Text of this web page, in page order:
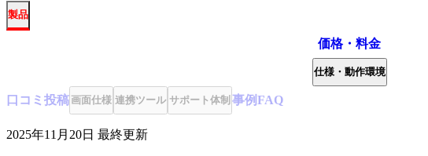
製品
価格・料金
仕様・動作環境
口コミ 投稿画面仕様 連携ツール サポート体制 事例FAQ
2025年11月20日 最終更新